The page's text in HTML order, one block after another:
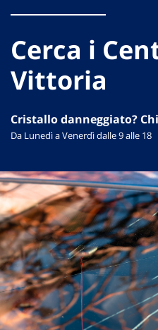
Cerca i
Vittoria
Cristallo danneggiato?
Da Lunedì a Venerdì dalle 9 alle 18